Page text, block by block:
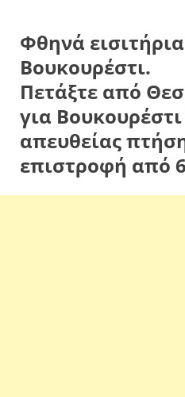
Φθηνά
Βουκουρέστι.
Πετάξτε από
για
απευθείας
επιστροφή από